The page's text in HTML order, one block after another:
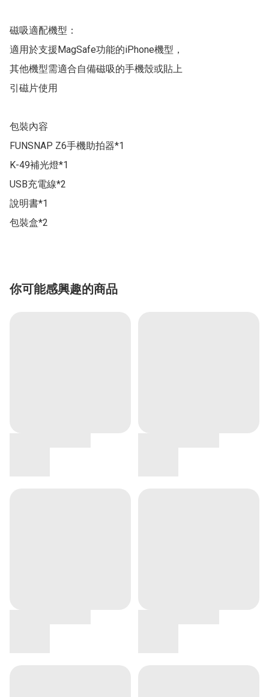
磁吸適配機型：
適用於支援MagSafe功能的iPhone機型，
其他機型需適合自備磁吸的手機殼或貼上
引磁片使用
包裝內容
FUNSNAP Z6手機助拍器*1
K-49補光燈*1
USB充電線*2
說明書*1
包裝盒*2
你可能感興趣的商品